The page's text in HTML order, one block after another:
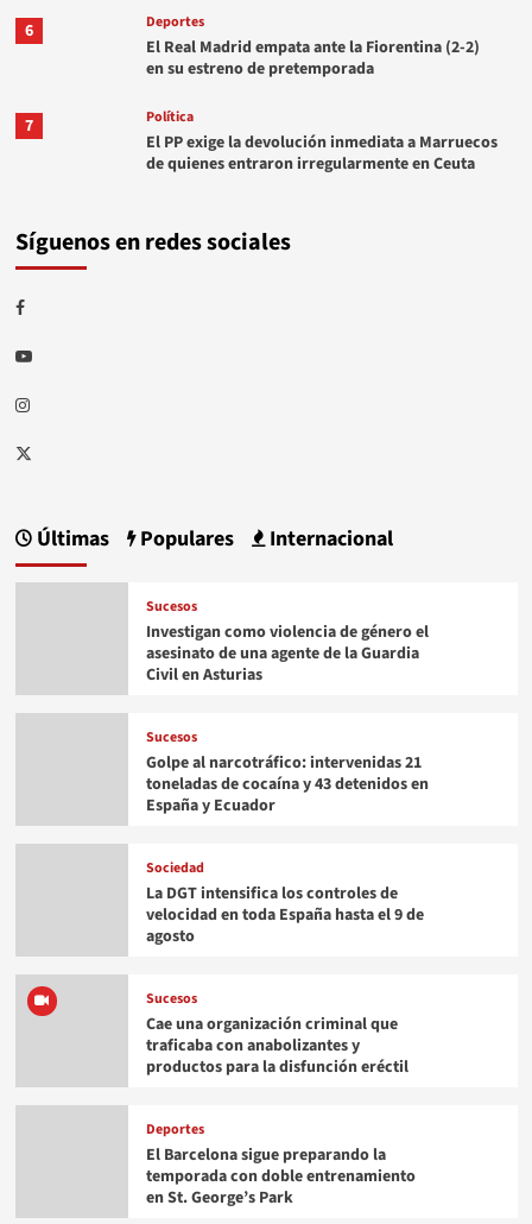
6 Deportes
El Real Madrid empata ante la Fiorentina (2-2)
en su estreno de pretemporada
7 Política
El PP exige la devolución inmediata a Marruecos
de quienes entraron irregularmente en Ceuta
Síguenos en redes sociales
Facebook
Youtube
Instagram
Twitter
Últimas Populares Internacional
Sucesos
Investigan como violencia de género el
asesinato de una agente de la Guardia
Civil en Asturias
Sucesos
Golpe al narcotráfico: intervenidas 21
toneladas de cocaína y 43 detenidos en
España y Ecuador
Sociedad
La DGT intensifica los controles de
velocidad en toda España hasta el 9 de
agosto
Sucesos
Cae una organización criminal que
traficaba con anabolizantes y
productos para la disfunción eréctil
Deportes
El Barcelona sigue preparando la
temporada con doble entrenamiento
en St. George’s Park